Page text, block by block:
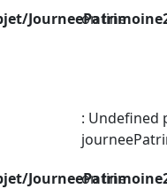
on line
: Undefined
on line